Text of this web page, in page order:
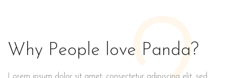
Why People love Panda?
Lorem ipsum dolor sit amet, consectetur adipiscing elit, sed